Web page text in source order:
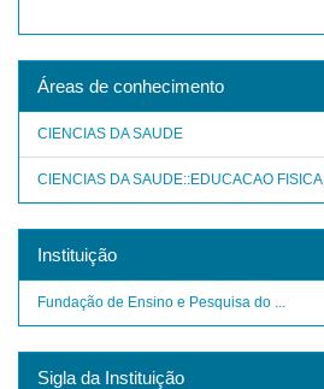
Áreas de conhecimento
CIENCIAS DA SAUDE
CIENCIAS DA SAUDE::EDUCACAO FISICA
Instituição
Fundação de Ensino e Pesquisa do ...
Sigla da Instituição